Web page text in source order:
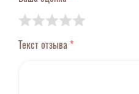
Текст отзыва *